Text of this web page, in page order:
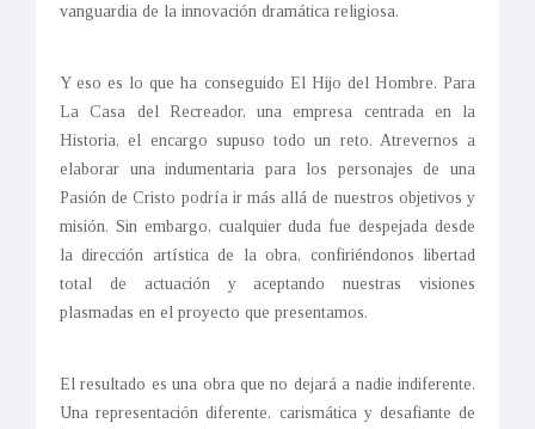
vanguardia de la innovación dramática religiosa.
Y eso es lo que ha conseguido El Hijo del Hombre. Para
La Casa del Recreador, una empresa centrada en la
Historia, el encargo supuso todo un reto. Atrevernos a
elaborar una indumentaria para los personajes de una
Pasión de Cristo podría ir más allá de nuestros objetivos y
misión. Sin embargo, cualquier duda fue despejada desde
la dirección artística de la obra, confiriéndonos libertad
total de actuación y aceptando nuestras visiones
plasmadas en el proyecto que presentamos.
El resultado es una obra que no dejará a nadie indiferente.
Una representación diferente, carismática y desafiante de